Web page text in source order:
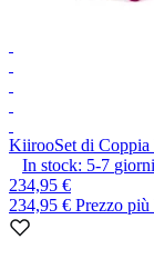
KiirooSet di
In stock: 5-7 giorni
234,95 €
234,95 € Prezzo